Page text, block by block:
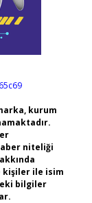
kurum
niteliği
kişiler ile isim
bilgiler